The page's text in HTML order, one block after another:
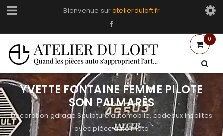
Bienvenue sur atelierduloft.fr
0
YVETTE FONTAINE FEMME PILOTE
SON PALMARÈS
Decoration garage Sculpture automobile, cadeaux insolites
avec pièce auto moto